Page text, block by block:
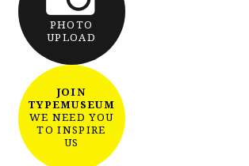
PHOTO
UPLOAD
JOIN
TYPEMUSEUM
WE NEED YOU
TO INSPIRE
US